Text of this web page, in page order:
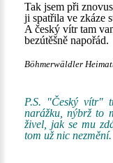
Tak jsem při
ji spatřila ve zkáze
A český vítr tam
bezútěšně napořád.
Böhmerwäldler
P.S. "Český vítr"
narážku, nýbrž to
živel, jak se mu
tom už nic nezmění.